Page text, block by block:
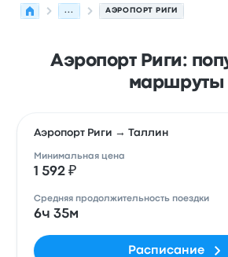
... АЭРОПОРТ РИГИ
Аэропорт Риги:
маршруты
Аэропорт Риги → Таллин
Минимальная цена
1 592 ₽
Средняя продолжительность поездки
6ч 35м
Расписание